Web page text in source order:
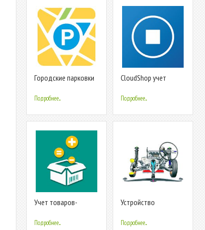
Городские парковки
Подробнее...
CloudShop учет
Касса и склад.
Подробнее...
Учет товаров-
Подробнее...
Устройство
Подробнее...